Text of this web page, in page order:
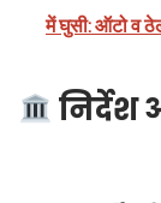
में घुसी: ऑटो व